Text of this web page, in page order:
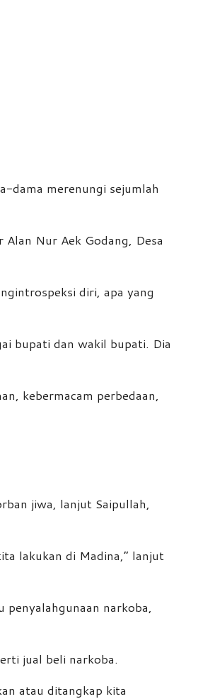
dama merenungi sejumlah
Nur Aek Godang, Desa
diri, apa yang
bupati dan wakil bupati. Dia
kebermacam perbedaan,
jiwa, lanjut Saipullah,
lakukan di Madina,” lanjut
penyalahgunaan narkoba,
jual beli narkoba.
atau ditangkap kita